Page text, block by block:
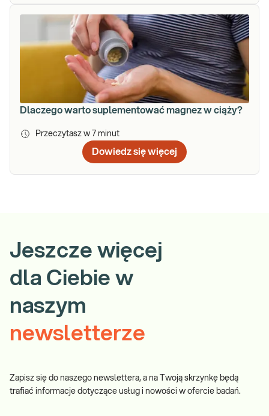
Dlaczego warto suplementować magnez w ciąży?
Przeczytasz w 7 minut
Dowiedz się więcej
Jeszcze więcej
dla Ciebie w
naszym
newsletterze
Zapisz się do naszego newslettera, a na Twoją skrzynkę będą
trafiać informacje dotyczące usług i nowości w ofercie badań.